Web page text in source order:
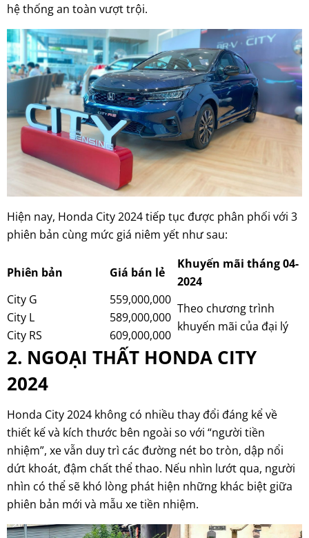
hệ thống an toàn vượt trội.
Hiện nay, Honda City 2024 tiếp tục được phân phối với 3
phiên bản cùng mức giá niêm yết như sau:
Phiên bản Giá bán lẻ
Khuyến mãi tháng 04-
2024
City G
559,000,000
Theo chương trình
khuyến mãi của đại lý
City L
589,000,000
City RS
609,000,000
2. NGOẠI THẤT HONDA CITY
2024
Honda City 2024 không có nhiều thay đổi đáng kể về
thiết kế và kích thước bên ngoài so với “người tiền
nhiệm”, xe vẫn duy trì các đường nét bo tròn, dập nổi
dứt khoát, đậm chất thể thao. Nếu nhìn lướt qua, người
nhìn có thể sẽ khó lòng phát hiện những khác biệt giữa
phiên bản mới và mẫu xe tiền nhiệm.